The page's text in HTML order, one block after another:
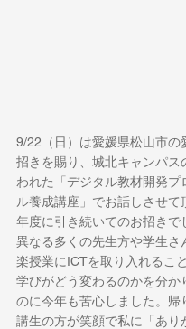
9/22（日）は愛媛県松山市の
招きを賜り、城北キャンパス
われた「デジタル教材開発プ
ル養成講座」でお話しさせて
年度に引き続いてのお招きで
異なる多くの先生方や学生さ
楽授業にICTを取り入れるこ
学びがどう変わるのかを分か
のに今年も苦心しました。帰
講生の方が笑顔で私に「あり